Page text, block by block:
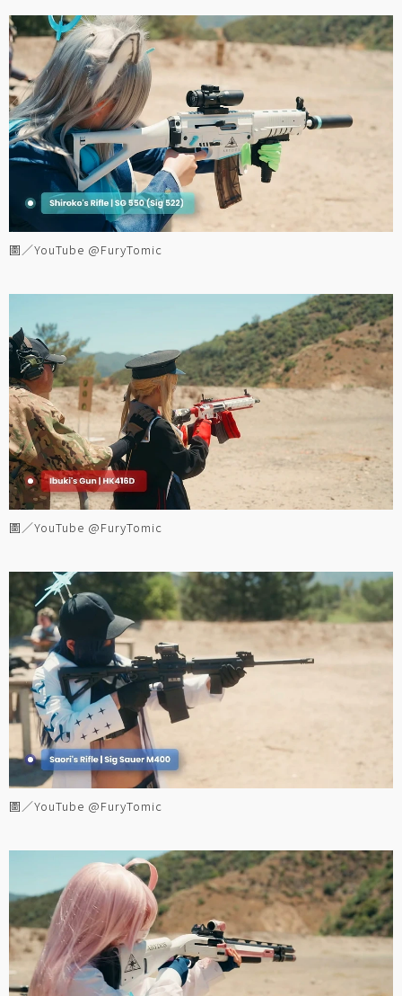
圖／YouTube @FuryTomic
圖／YouTube @FuryTomic
圖／YouTube @FuryTomic